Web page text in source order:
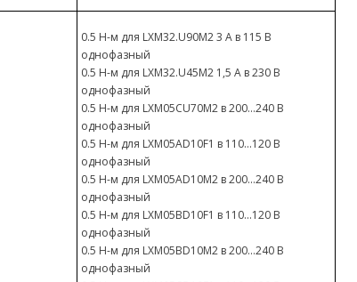
0.5 Н-м для LXM32.U90M2 3 A в 115 В
однофазный
0.5 Н-м для LXM32.U45M2 1,5 A в 230 В
однофазный
0.5 Н-м для LXM05CU70M2 в 200...240 В
однофазный
0.5 Н-м для LXM05AD10F1 в 110...120 В
однофазный
0.5 Н-м для LXM05AD10M2 в 200...240 В
однофазный
0.5 Н-м для LXM05BD10F1 в 110...120 В
однофазный
0.5 Н-м для LXM05BD10M2 в 200...240 В
однофазный